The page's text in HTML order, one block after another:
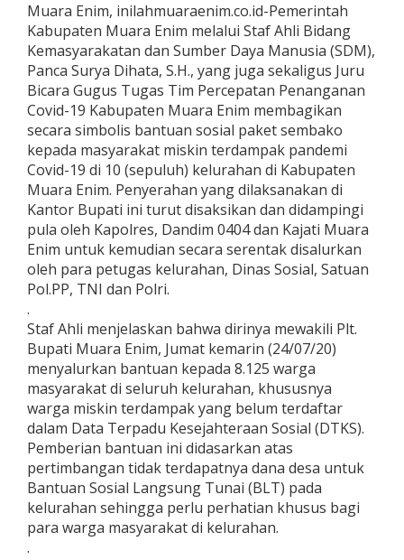
Muara Enim, inilahmuaraenim.co.id-Pemerintah
Kabupaten Muara Enim melalui Staf Ahli Bidang
Kemasyarakatan dan Sumber Daya Manusia (SDM),
Panca Surya Dihata, S.H., yang juga sekaligus Juru
Bicara Gugus Tugas Tim Percepatan Penanganan
Covid-19 Kabupaten Muara Enim membagikan
secara simbolis bantuan sosial paket sembako
kepada masyarakat miskin terdampak pandemi
Covid-19 di 10 (sepuluh) kelurahan di Kabupaten
Muara Enim. Penyerahan yang dilaksanakan di
Kantor Bupati ini turut disaksikan dan didampingi
pula oleh Kapolres, Dandim 0404 dan Kajati Muara
Enim untuk kemudian secara serentak disalurkan
oleh para petugas kelurahan, Dinas Sosial, Satuan
Pol.PP, TNI dan Polri.
.
Staf Ahli menjelaskan bahwa dirinya mewakili Plt.
Bupati Muara Enim, Jumat kemarin (24/07/20)
menyalurkan bantuan kepada 8.125 warga
masyarakat di seluruh kelurahan, khususnya
warga miskin terdampak yang belum terdaftar
dalam Data Terpadu Kesejahteraan Sosial (DTKS).
Pemberian bantuan ini didasarkan atas
pertimbangan tidak terdapatnya dana desa untuk
Bantuan Sosial Langsung Tunai (BLT) pada
kelurahan sehingga perlu perhatian khusus bagi
para warga masyarakat di kelurahan.
.